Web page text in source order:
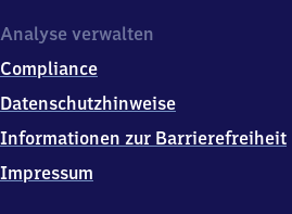
1,
1
5
5
Neustadt
am
Analyse verwalten
Compliance
Datenschutzhinweise
Informationen zur Barrierefreiheit
Impressum